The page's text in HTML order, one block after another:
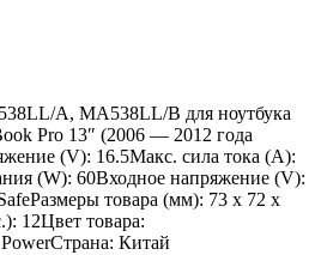
A, MA538LL/B для ноутбука
Pro 13″ (2006 — 2012 года
(V): 16.5Макс. сила тока (A):
(W): 60Входное напряжение (V):
товара (мм): 73 x 72 x
12Цвет товара:
Китай